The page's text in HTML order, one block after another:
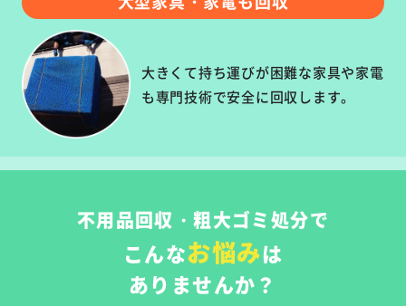
大きくて持ち運びが困難な家具や家電
も専門技術で安全に回収します。
不用品回収・粗大ゴミ処分で
こんなお悩みは
ありませんか？